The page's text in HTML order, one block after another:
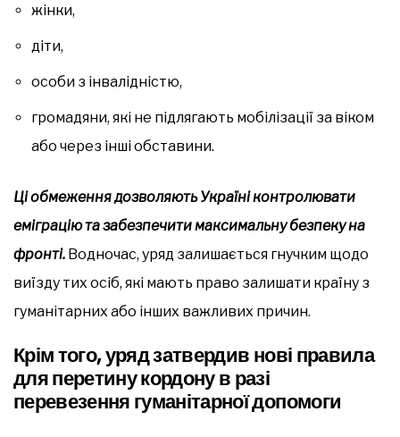
жінки,
діти,
особи з інвалідністю,
громадяни, які не підлягають мобілізації за віком
або через інші обставини.
Ці обмеження дозволяють Україні контролювати
еміграцію та забезпечити максимальну безпеку на
фронті. Водночас, уряд залишається гнучким щодо
виїзду тих осіб, які мають право залишати країну з
гуманітарних або інших важливих причин.
Крім того, уряд затвердив нові правила
для перетину кордону в разі
перевезення гуманітарної допомоги